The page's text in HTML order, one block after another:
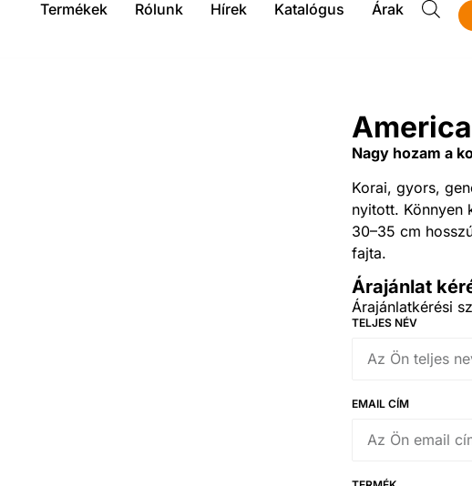
Termékek Rólunk Hírek Katalógus Árak
Nagy hozam a
Korai, gyors,
nyitott. Könnyen
30–35 cm
fajta.
Árajánlat
Árajánlatkérési
TELJES NÉV
EMAIL CÍM